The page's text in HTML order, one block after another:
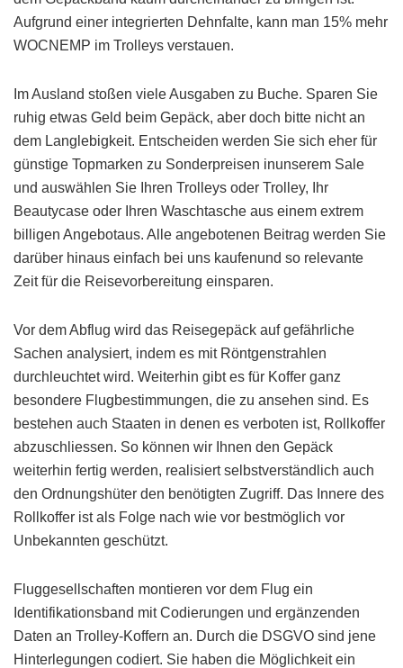
Aufgrund einer integrierten Dehnfalte, kann man 15% mehr
WOCNEMP im Trolleys verstauen.
Im Ausland stoßen viele Ausgaben zu Buche. Sparen Sie
ruhig etwas Geld beim Gepäck, aber doch bitte nicht an
dem Langlebigkeit. Entscheiden werden Sie sich eher für
günstige Topmarken zu Sonderpreisen inunserem Sale
und auswählen Sie Ihren Trolleys oder Trolley, Ihr
Beautycase oder Ihren Waschtasche aus einem extrem
billigen Angebotaus. Alle angebotenen Beitrag werden Sie
darüber hinaus einfach bei uns kaufenund so relevante
Zeit für die Reisevorbereitung einsparen.
Vor dem Abflug wird das Reisegepäck auf gefährliche
Sachen analysiert, indem es mit Röntgenstrahlen
durchleuchtet wird. Weiterhin gibt es für Koffer ganz
besondere Flugbestimmungen, die zu ansehen sind. Es
bestehen auch Staaten in denen es verboten ist, Rollkoffer
abzuschliessen. So können wir Ihnen den Gepäck
weiterhin fertig werden, realisiert selbstverständlich auch
den Ordnungshüter den benötigten Zugriff. Das Innere des
Rollkoffer ist als Folge nach wie vor bestmöglich vor
Unbekannten geschützt.
Fluggesellschaften montieren vor dem Flug ein
Identifikationsband mit Codierungen und ergänzenden
Daten an Trolley-Koffern an. Durch die DSGVO sind jene
Hinterlegungen codiert. Sie haben die Möglichkeit ein